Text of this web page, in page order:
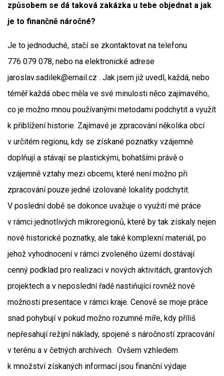
způsobem se dá taková zakázka u tebe objednat a jak
je to finančně náročné?
Je to jednoduché, stačí se zkontaktovat na telefonu
776 079 078, nebo na elektronické adrese
jaroslav.sadilek@email.cz . Jak jsem již uvedl, každá, nebo
téměř každá obec měla ve své minulosti něco zajímavého,
co je možno mnou používanými metodami podchytit a využít
k přiblížení historie. Zajímavé je zpracování několika obcí
v určitém regionu, kdy se získané poznatky vzájemně
doplňují a stávají se plastickými, bohatšími právě o
vzájemně vztahy mezi obcemi, které není možno při
zpracování pouze jedné izolované lokality podchytit.
V poslední době se dokonce uvažuje o využití mé práce
v rámci jednotlivých mikroregionů, které by tak získaly nejen
nové historické poznatky, ale také komplexní materiál, po
jehož vyhodnocení v rámci zvoleného území dostávají
cenný podklad pro realizaci v nových aktivitách, grantových
projektech a v neposlední řadě nastiňující rovněž nové
možnosti presentace v rámci kraje. Cenově se moje práce
snad pohybují v pokud možno rozumné míře, kdy příliš
nepřesahují režijní náklady, spojené s náročností zpracování
v terénu a v četných archívech. Ovšem vzhledem
k množství získaných informací jsou finanční výdaje